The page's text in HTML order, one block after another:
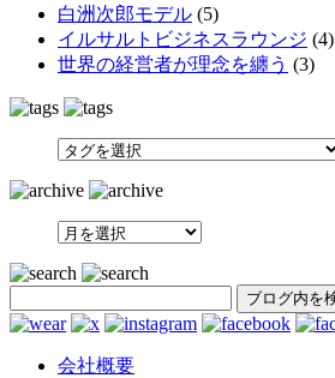
白洲次郎モデル (5)
イルサルトビジネスラウンジ (4)
世界の経営者が理念を纏う (3)
SEARCH
会社概要